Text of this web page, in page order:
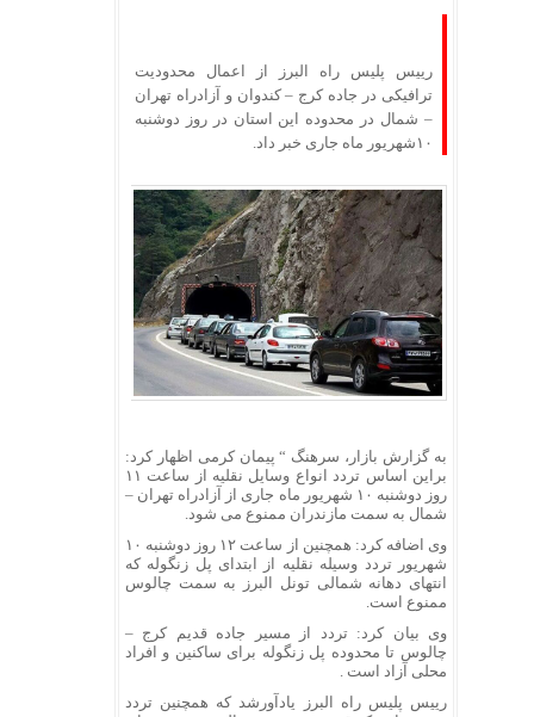
رییس پلیس راه البرز از اعمال محدودیت
ترافیکی در جاده کرج – کندوان و آزادراه تهران
– شمال در محدوده این استان در روز دوشنبه
۱۰شهریور ماه جاری خبر داد.
به گزارش بازار، سرهنگ “ پیمان کرمی اظهار کرد:
براین اساس تردد انواع وسایل نقلیه از ساعت ۱۱
روز دوشنبه ۱۰ شهریور ماه جاری از آزادراه تهران –
شمال به سمت مازندران ممنوع می شود.
وی اضافه کرد: همچنین از ساعت ۱۲ روز دوشنبه ۱۰
شهریور تردد وسیله نقلیه از ابتدای پل زنگوله که
انتهای دهانه شمالی تونل البرز به سمت چالوس
ممنوع است.
وی بیان کرد: تردد از مسیر جاده قدیم کرج –
چالوس تا محدوده پل زنگوله برای ساکنین و افراد
محلی آزاد است .
رییس پلیس راه البرز یادآورشد که همچنین تردد